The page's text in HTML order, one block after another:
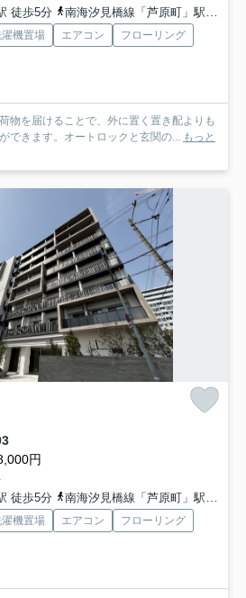
徒歩5分
南海汐見橋線「芦原町」駅 徒歩8分
機置場 エアコン
フローリング
物を届けることで、外に置く置き配よりも
できます。オートロックと玄関の...
もっと
円
徒歩5分
南海汐見橋線「芦原町」駅 徒歩8分
機置場 エアコン
フローリング